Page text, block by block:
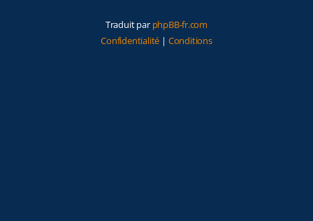
Traduit par phpBB-fr.com
Confidentialité | Conditions